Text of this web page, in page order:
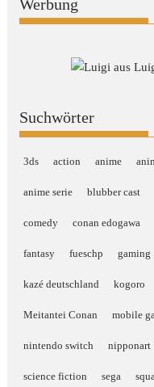
Werbung
Suchwörter
3ds action anime
anime serie blubber cast
comedy conan edogawa
fantasy fueschp gaming
kazé deutschland kogoro
Meitantei Conan mobile
nintendo switch nipponart
science fiction sega